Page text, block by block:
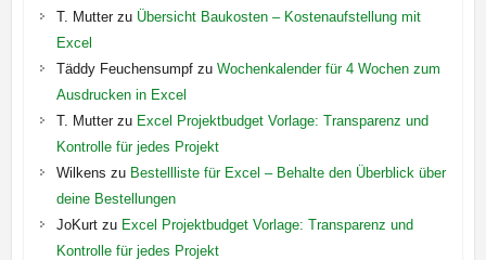
T. Mutterzu Übersicht Baukosten – Kostenaufstellung mit
Excel
Täddy Feuchensumpfzu Wochenkalender für 4 Wochen zum
Ausdrucken in Excel
T. Mutterzu Excel Projektbudget Vorlage: Transparenz und
Kontrolle für jedes Projekt
Wilkens zu Bestellliste für Excel – Behalte den Überblick über
deine Bestellungen
JoKurtzu Excel Projektbudget Vorlage: Transparenz und
Kontrolle für jedes Projekt